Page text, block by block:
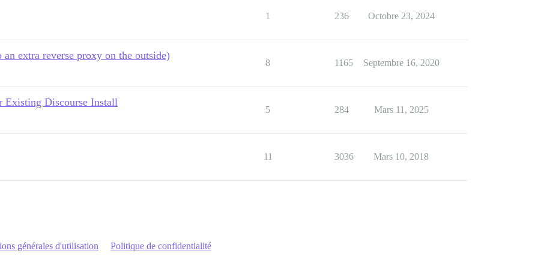
1 236 Octobre 23, 2024
extra reverse proxy on the outside)
8 1165 Septembre 16, 2020
Existing Discourse Install
5 284 Mars 11, 2025
11 3036 Mars 10, 2018
générales d'utilisation Politique de confidentialité